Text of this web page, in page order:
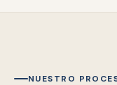
NUESTRO